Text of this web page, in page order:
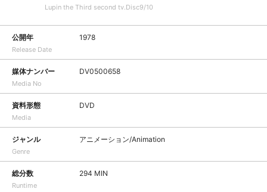
Lupin the Third second tv.Disc9/10
公開年
Release Date
1978
媒体ナンバー
Media No
DV0500658
資料形態
Media
DVD
ジャンル
Genre
アニメーション/Animation
総分数
Runtime
294 MIN